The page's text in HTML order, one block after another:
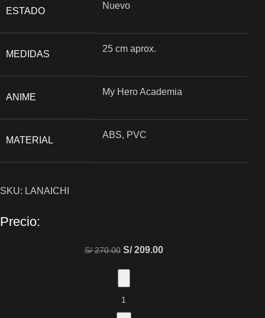
ESTADO
Nuevo
MEDIDAS
25 cm aprox.
ANIME
My Hero Academia
MATERIAL
ABS, PVC
SKU: LANAICHI
Precio:
S/270.00 S/209.00